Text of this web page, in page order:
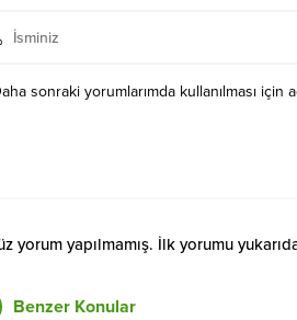
sonraki yorumlarımda kullanılması
yorum yapılmamış. İlk yorumu
Benzer Konular